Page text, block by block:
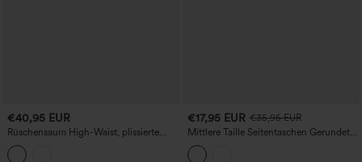
€40,95 EUR
Rüschensaum High-Waist, plissierte
gestreifte Freizeit-Shorts, 4'' mit
Taschen
€17,95 EUR €35,95 EUR
Mittlere Taille Seitentaschen Gerundete
Saum Yoga Bermuda Shorts